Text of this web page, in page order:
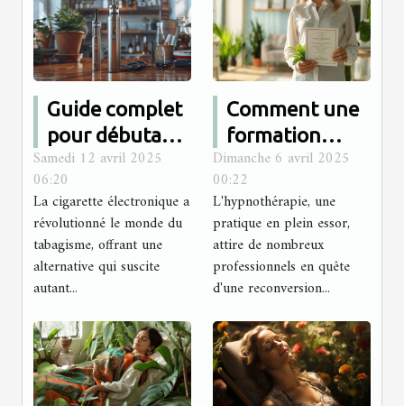
Guide complet
pour débutants
sur la sélection
de la cigarette
électronique
idéale
Samedi 12 avril 2025
06:20
La cigarette électronique a
révolutionné le monde du
tabagisme, offrant une
alternative qui suscite
autant...
Comment une
formation
certifiée peut
transformer
votre carrière
en
hypnothérapie
Dimanche 6 avril 2025
00:22
L'hypnothérapie, une
pratique en plein essor,
attire de nombreux
professionnels en quête
d'une reconversion...